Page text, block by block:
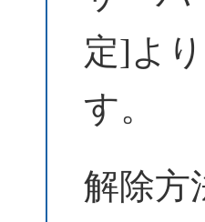
定]よ
す。
解除方